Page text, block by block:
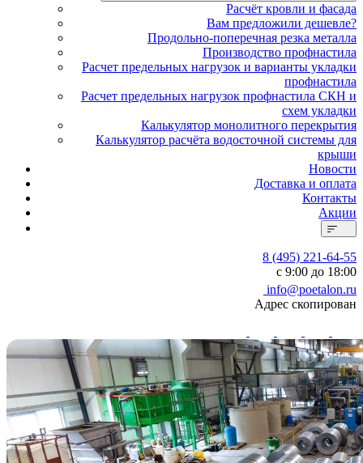
Расчёт кровли и фасада
Вам предложили дешевле?
Продольно-поперечная резка металла
Производство профнастила
Расчет предельных нагрузок и варианты укладки
профнастила
Расчет предельных нагрузок профнастила СКН и
схем укладки
Калькулятор монолитного перекрытия
Калькулятор расчёта водосточной системы для
крыши
Новости
Доставка и оплата
Контакты
Акции
8 (495) 221-64-55
с 9:00 до 18:00
info@poetalon.ru
Адрес скопирован